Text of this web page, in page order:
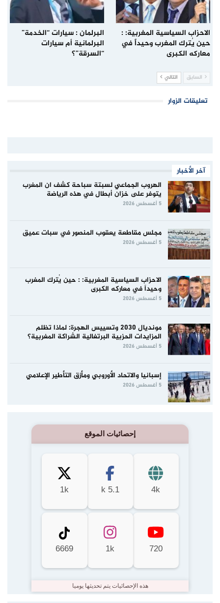
الاحزاب السياسية المغربية: :
حين يُترك المغرب وحيداً في
معاركه الكبرى
البرلمان : سيارات “الخدمة”
البرلمانية أم سيارات
“السرقة”؟
السابق التالي
تعليقات الزوار
آخر الأخبار
الهروب الجماعي لسبتة سباحة كشف ان المغرب
يتوفر على خزان أبطال في هذه الرياضة
5 أغسطس 2026
مجلس مقاطعة يعقوب المنصور في سبات عميق
5 أغسطس 2026
الاحزاب السياسية المغربية: : حين يُترك المغرب
وحيداً في معاركه الكبرى
5 أغسطس 2026
مونديال 2030 وتسييس الهجرة: لماذا تظلم
المزايدات الحزبية البرتغالية الشراكة المغربية؟
5 أغسطس 2026
إسبانيا والاتحاد الأوروبي ومأزق التأطير الإعلامي
5 أغسطس 2026
إحصائيات الموقع
4k
5.1 k
1k
720
1k
6669
هذه الإحصائيات يتم تحديثها يوميا